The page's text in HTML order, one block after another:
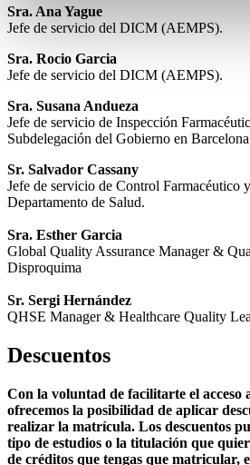
Sra. Ana Yague
Jefe de servicio del DICM (AEMPS).
Sra. Rocio Garcia
Jefe de servicio del DICM (AEMPS).
Sra. Susana Andueza
Jefe de servicio de Inspección
Subdelegación del Gobierno en
Sr. Salvador Cassany
Jefe de servicio de Control Farmacéutico
Departamento de Salud.
Sra. Esther Garcia
Global Quality Assurance Manager &
Disproquima
Sr. Sergi Hernández
QHSE Manager & Healthcare Quality
Descuentos
Con la voluntad de facilitarte el acceso
ofrecemos la posibilidad de aplicar
realizar la matrícula. Los descuentos
tipo de estudios o la titulación que
de créditos que tengas que matricular,